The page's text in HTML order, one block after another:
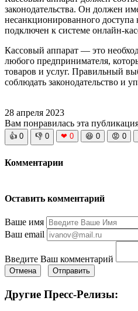
законодательства. Он должен
несанкционированного
подключен к системе онлайн-
Кассовый аппарат — это
любого предпринимателя,
товаров и услуг. Правильный
соблюдать законодательство и
28 апреля 2023
Вам понравилась эта
👍 0 👎 0 ❤ 0 😆 0 😡 0
Комментарии
Оставить комментарий
Ваше имя
Ваш email
Введите Ваш комментарий
Отмена Отправить
Другие Пресс-Релизы: